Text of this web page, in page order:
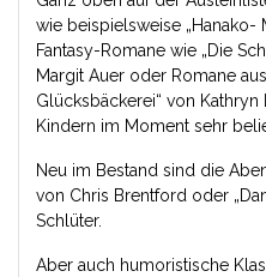
wie beispielsweise „Hanako-
Fantasy-Romane wie „Die
Margit Auer oder Romane
Glücksbäckerei“ von
Kindern im Moment sehr
Neu im Bestand sind die
von Chris Brentford oder
Schlüter.
Aber auch humoristische